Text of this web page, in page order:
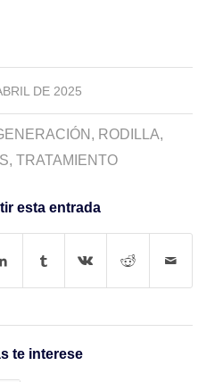
DE 2025
, RODILLA,
, TRATAMIENTO
esta entrada
te interese